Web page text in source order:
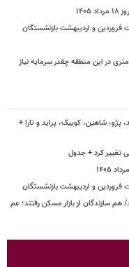
فروردین و اردیبهشت بازنشستگان
لیست قیمت خرید مسکن در پونک/ خرید آپارتمان ۱۰۰ متری در این منطقه چقدر سرمایه نیاز
شاهین، کوییک، پراید و تارا +
فروردین و اردیبهشت بازنشستگان
سازندگان از بازار مسکن رفتند؛ عم